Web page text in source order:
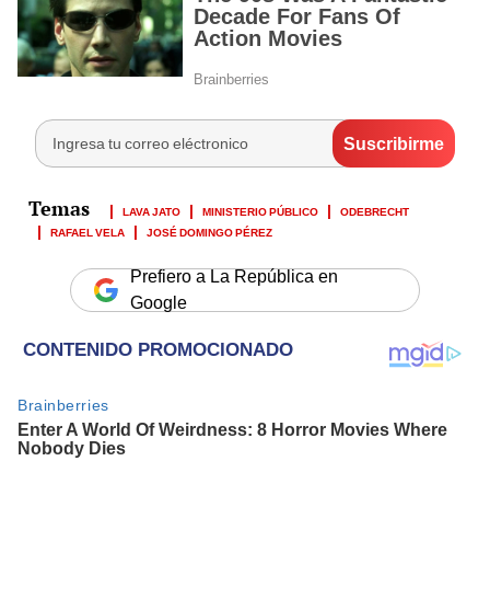
LAVA JATO MINISTERIO PÚBLICO
ODEBRECHT
RAFAEL VELA
JOSÉ DOMINGO PÉREZ
Prefiero a La República en
Google